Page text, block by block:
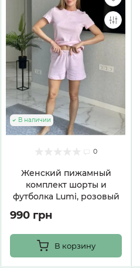
0
Женский пижамный
комплект шорты и
футболка Lumi, розовый
В наличии
990 грн
В корзину